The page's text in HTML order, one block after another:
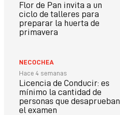
Flor de Pan invita a un
ciclo de talleres para
preparar la huerta de
primavera
NECOCHEA
Hace 4 semanas
Licencia de Conducir: es
mínimo la cantidad de
personas que desaprueban
el examen